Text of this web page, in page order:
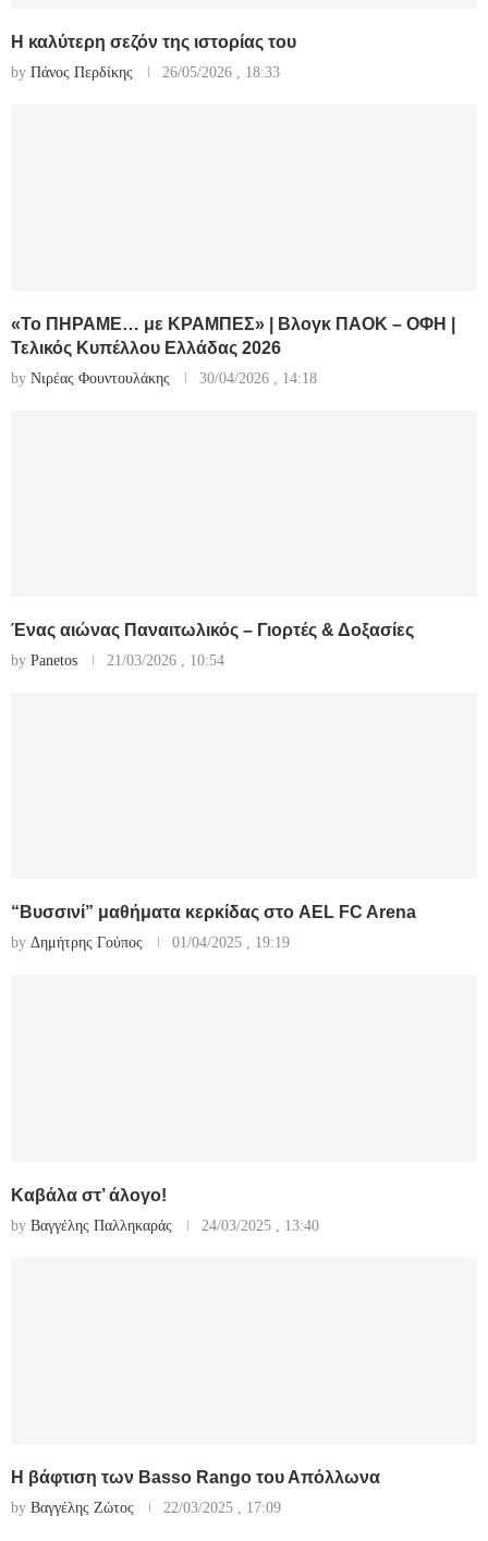
Η καλύτερη σεζόν της ιστορίας του
by Πάνος Περδίκης 26/05/2026 , 18:33
«Το ΠΗΡΑΜΕ… με ΚΡΑΜΠΕΣ» | Βλογκ ΠΑΟΚ – ΟΦΗ |
Τελικός Κυπέλλου Ελλάδας 2026
by Νιρέας Φουντουλάκης 30/04/2026 , 14:18
Ένας αιώνας Παναιτωλικός – Γιορτές & Δοξασίες
by Panetos 21/03/2026 , 10:54
“Βυσσινί” μαθήματα κερκίδας στο AEL FC Arena
by Δημήτρης Γούπος 01/04/2025 , 19:19
Καβάλα στ’ άλογο!
by Βαγγέλης Παλληκαράς 24/03/2025 , 13:40
Η βάφτιση των Basso Rango του Απόλλωνα
by Βαγγέλης Ζώτος 22/03/2025 , 17:09